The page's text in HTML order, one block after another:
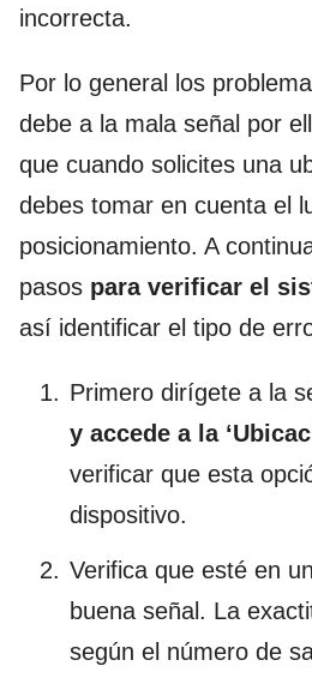
incorrecta.
Por lo general los
debe a la mala señal por
que cuando solicites una
debes tomar en cuenta el
posicionamiento. A
pasos para verificar el
así identificar el tipo de
Primero dirígete a la
y accede a la
verificar que esta
dispositivo.
Verifica que esté en
buena señal. La
según el número de